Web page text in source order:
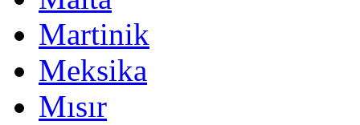
Martinik
Meksika
Mısır